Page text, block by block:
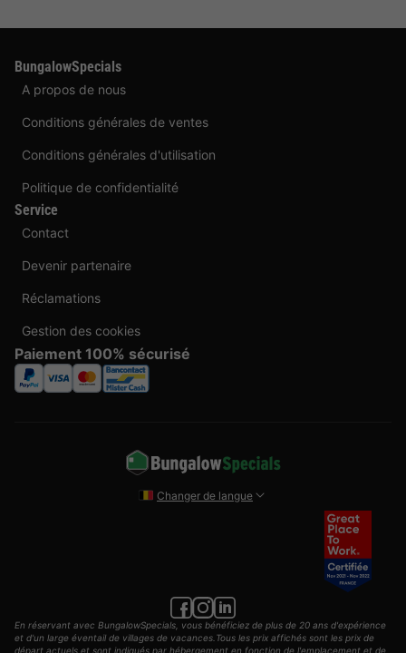
BungalowSpecials
A propos de nous
Conditions générales de ventes
Conditions générales d'utilisation
Politique de confidentialité
Service
Contact
Devenir partenaire
Réclamations
Gestion des cookies
Paiement 100% sécurisé
Changer de langue
En réservant avec BungalowSpecials, vous bénéficiez de plus de 20 ans d'expérience
et d'un large éventail de villages de vacances.Tous les prix affichés sont les prix de
départ actuels et sont indiqués par hébergement en fonction de l'emplacement et de